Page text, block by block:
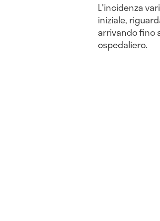
L'incidenza
iniziale,
arrivando fino
ospedaliero.